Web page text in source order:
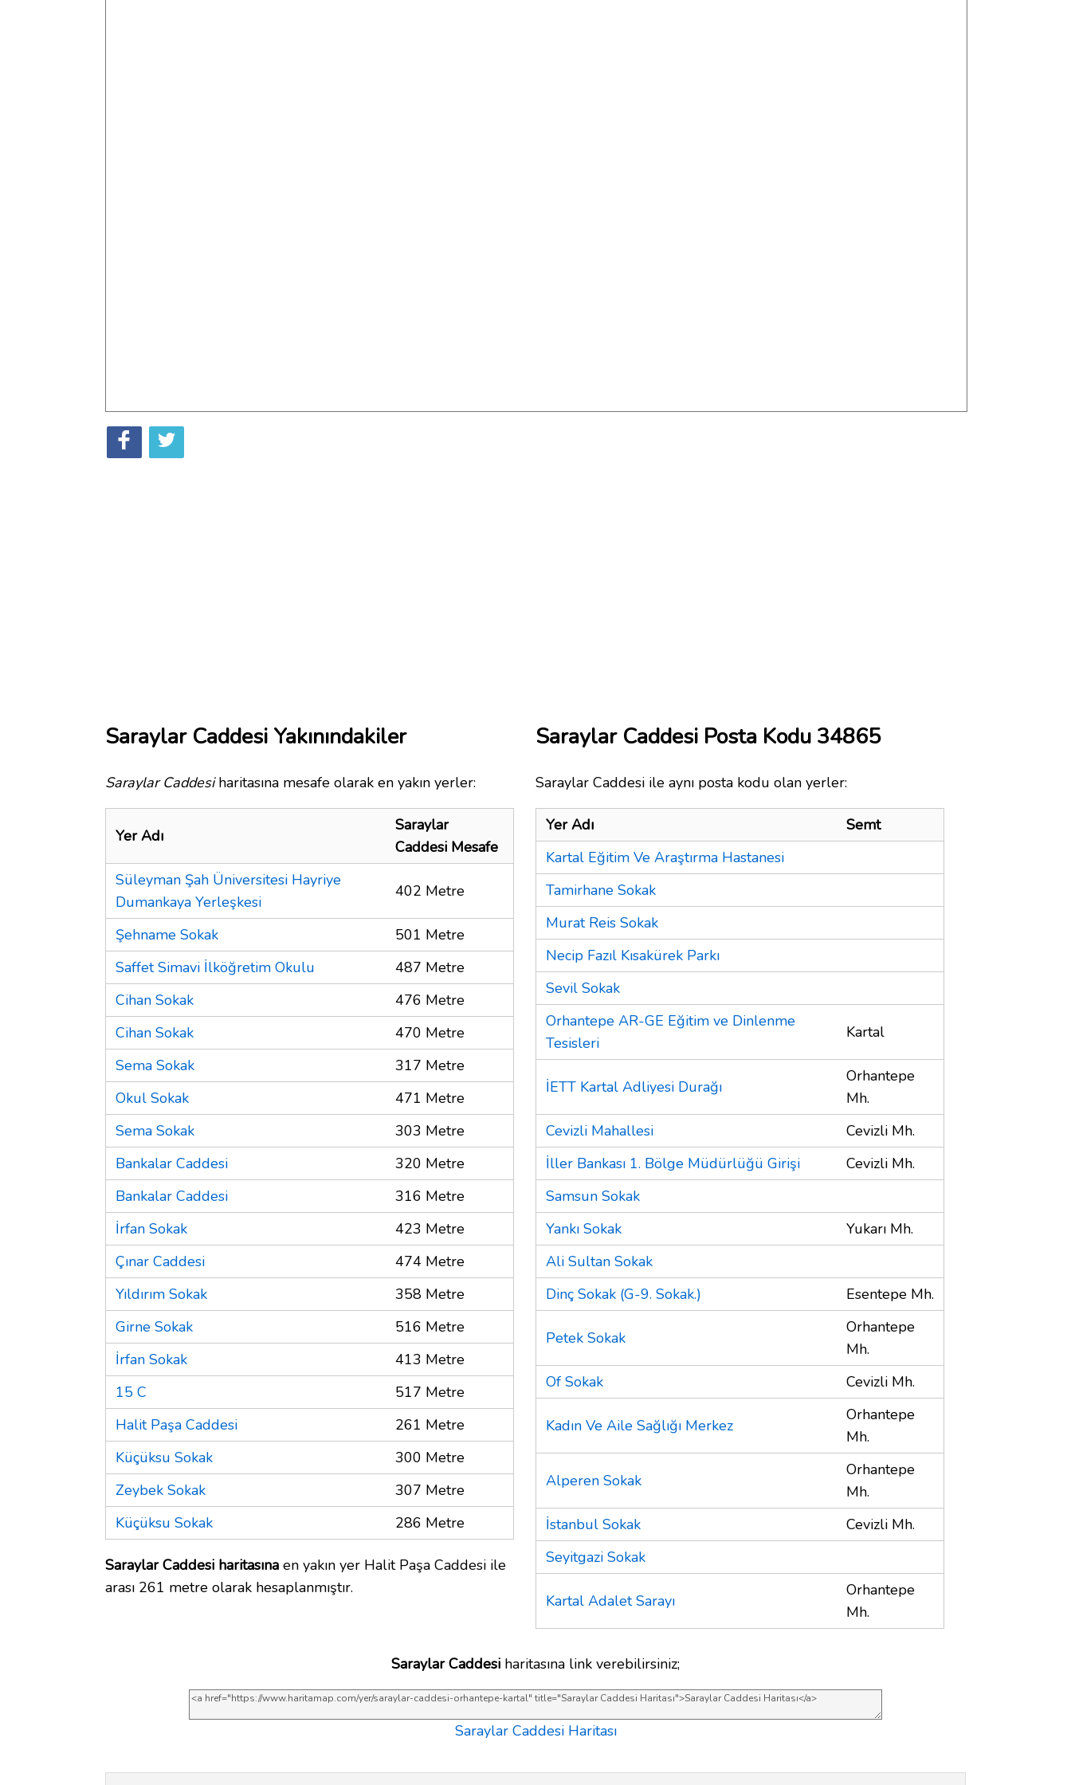
Saraylar Caddesi Yakınındakiler
Saraylar Caddesiharitasına mesafe olarak en yakın yerler:
Yer Adı
Saraylar
Caddesi Mesafe
Süleyman Şah Üniversitesi Hayriye
Dumankaya Yerleşkesi
402 Metre
Şehname Sokak
501 Metre
Saffet Simavi İlköğretim Okulu
487 Metre
Cihan Sokak
476 Metre
Cihan Sokak
470 Metre
Sema Sokak
317 Metre
Okul Sokak
471 Metre
Sema Sokak
303 Metre
Bankalar Caddesi
320 Metre
Bankalar Caddesi
316 Metre
İrfan Sokak
423 Metre
Çınar Caddesi
474 Metre
Yıldırım Sokak
358 Metre
Girne Sokak
516 Metre
İrfan Sokak
413 Metre
15 C
517 Metre
Halit Paşa Caddesi
261 Metre
Küçüksu Sokak
300 Metre
Zeybek Sokak
307 Metre
Küçüksu Sokak
286 Metre
Saraylar Caddesi haritasına en yakın yer Halit Paşa Caddesi ile
arası 261 metre olarak hesaplanmıştır.
Saraylar Caddesi Posta Kodu 34865
Saraylar Caddesi ile aynı posta kodu olan yerler:
Yer Adı
Semt
Kartal Eğitim Ve Araştırma Hastanesi
Tamirhane Sokak
Murat Reis Sokak
Necip Fazıl Kısakürek Parkı
Sevil Sokak
Orhantepe AR-GE Eğitim ve Dinlenme
Tesisleri
Kartal
İETT Kartal Adliyesi Durağı
Orhantepe
Mh.
Cevizli Mahallesi
Cevizli Mh.
İller Bankası 1. Bölge Müdürlüğü Girişi
Cevizli Mh.
Samsun Sokak
Yankı Sokak
Yukarı Mh.
Ali Sultan Sokak
Dinç Sokak (G-9. Sokak.)
Esentepe Mh.
Petek Sokak
Orhantepe
Mh.
Of Sokak
Cevizli Mh.
Kadın Ve Aile Sağlığı Merkez
Orhantepe
Mh.
Alperen Sokak
Orhantepe
Mh.
İstanbul Sokak
Cevizli Mh.
Seyitgazi Sokak
Kartal Adalet Sarayı
Orhantepe
Mh.
Saraylar Caddesi haritasına link verebilirsiniz;
Saraylar Caddesi Haritası